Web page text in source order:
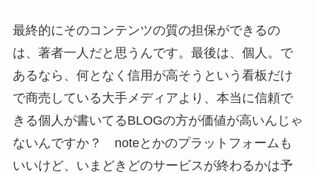
最終的にそのコンテンツの質の担保ができるの
は、著者一人だと思うんです。最後は、個人。で
あるなら、何となく信用が高そうという看板だけ
で商売している大手メディアより、本当に信頼で
きる個人が書いてるBLOGの方が価値が高いんじゃ
ないんですか？ noteとかのプラットフォームも
いいけど、いまどきどのサービスが終わるかは予